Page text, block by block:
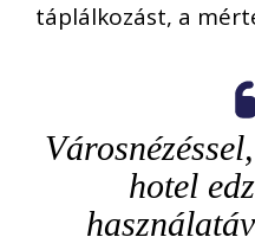
táplálkozást, a
hotel